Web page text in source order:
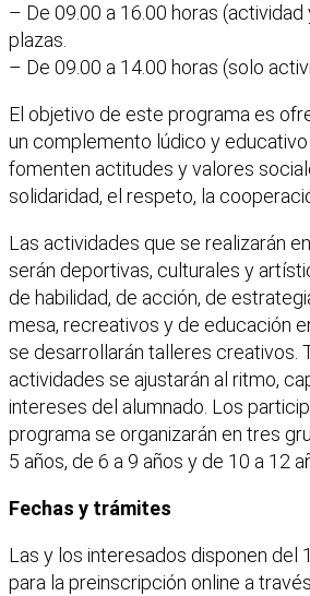
– De 09.00 a 16.00 horas
plazas.
– De 09.00 a 14.00 horas (solo
El objetivo de este programa es
un complemento lúdico y
fomenten actitudes y valores
solidaridad, el respeto, la
Las actividades que se realizarán
serán deportivas, culturales y
de habilidad, de acción, de
mesa, recreativos y de educación
se desarrollarán talleres creativos.
actividades se ajustarán al ritmo,
intereses del alumnado. Los
programa se organizarán en tres
5 años, de 6 a 9 años y de 10 a 12
Fechas y trámites
Las y los interesados disponen del
para la preinscripción online a